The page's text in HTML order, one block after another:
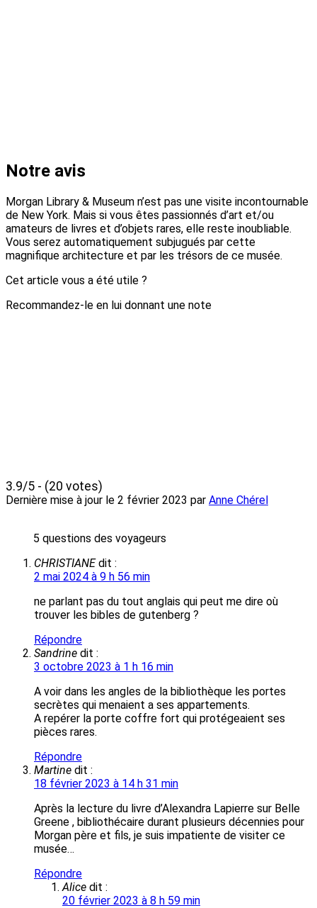
Notre avis
Morgan Library & Museum n’est pas une visite incontournable
de New York. Mais si vous êtes passionnés d’art et/ou
amateurs de livres et d’objets rares, elle reste inoubliable.
Vous serez automatiquement subjugués par cette
magnifique architecture et par les trésors de ce musée.
Cet article vous a été utile ?
Recommandez-le en lui donnant une note
3.9/5 - (20 votes)
Dernière mise à jour le 2 février 2023 par Anne Chérel
5 questions des voyageurs
CHRISTIANE dit :
2 mai 2024 à 9 h 56 min
ne parlant pas du tout anglais qui peut me dire où
trouver les bibles de gutenberg ?
Répondre
Sandrine dit :
3 octobre 2023 à 1 h 16 min
A voir dans les angles de la bibliothèque les portes
secrètes qui menaient a ses appartements.
A repérer la porte coffre fort qui protégeaient ses
pièces rares.
Répondre
Martine dit :
18 février 2023 à 14 h 31 min
Après la lecture du livre d’Alexandra Lapierre sur Belle
Greene , bibliothécaire durant plusieurs décennies pour
Morgan père et fils, je suis impatiente de visiter ce
musée…
Répondre
Alice dit :
20 février 2023 à 8 h 59 min